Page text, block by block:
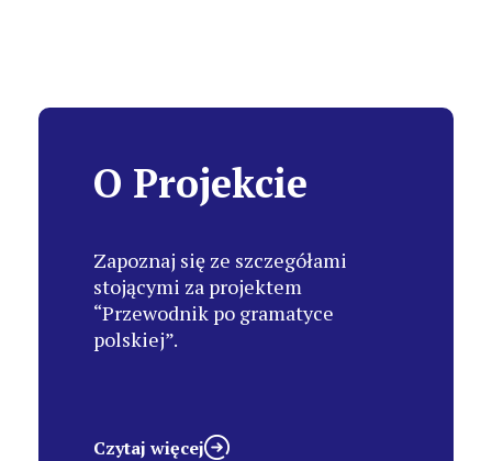
O Projekcie
Zapoznaj się ze szczegółami
stojącymi za projektem
“Przewodnik po gramatyce
polskiej”.
Czytaj więcej